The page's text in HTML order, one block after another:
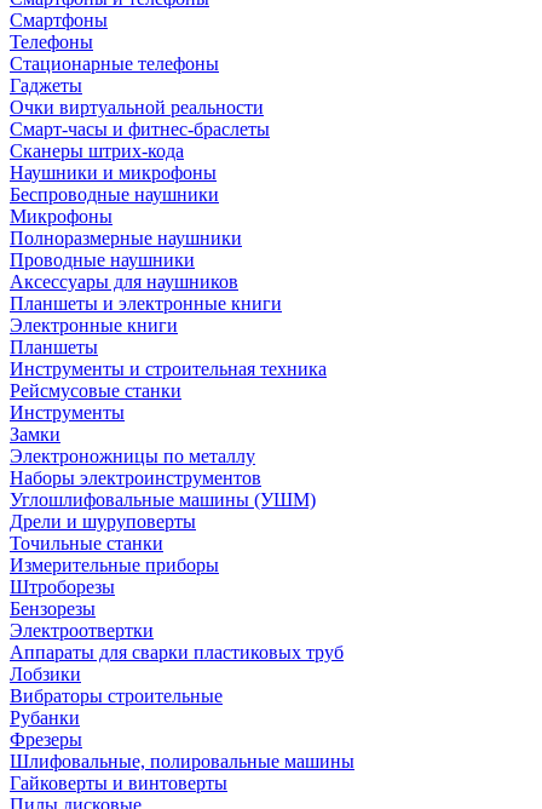
Смартфоны
Телефоны
Стационарные телефоны
Гаджеты
Очки виртуальной реальности
Смарт-часы и фитнес-браслеты
Сканеры штрих-кода
Наушники и микрофоны
Беспроводные наушники
Микрофоны
Полноразмерные наушники
Проводные наушники
Аксессуары для наушников
Планшеты и электронные книги
Электронные книги
Планшеты
Инструменты и строительная техника
Рейсмусовые станки
Инструменты
Замки
Электроножницы по металлу
Наборы электроинструментов
Углошлифовальные машины (УШМ)
Дрели и шуруповерты
Точильные станки
Измерительные приборы
Штроборезы
Бензорезы
Электроотвертки
Аппараты для сварки пластиковых труб
Лобзики
Вибраторы строительные
Рубанки
Фрезеры
Шлифовальные, полировальные машины
Гайковерты и винтоверты
Пилы дисковые